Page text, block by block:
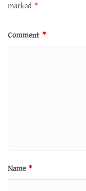
marked *
Comment *
Name *